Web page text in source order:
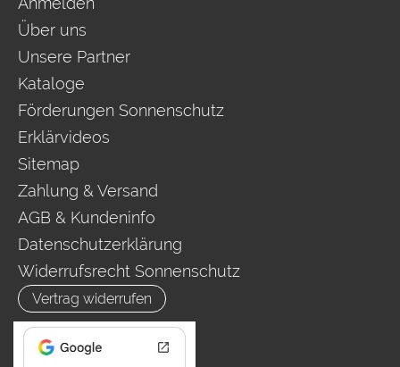
Über uns
Unsere Partner
Kataloge
Förderungen Sonnenschutz
Erklärvideos
Sitemap
Zahlung & Versand
AGB & Kundeninfo
Datenschutzerklärung
Widerrufsrecht Sonnenschutz
Vertrag widerrufen